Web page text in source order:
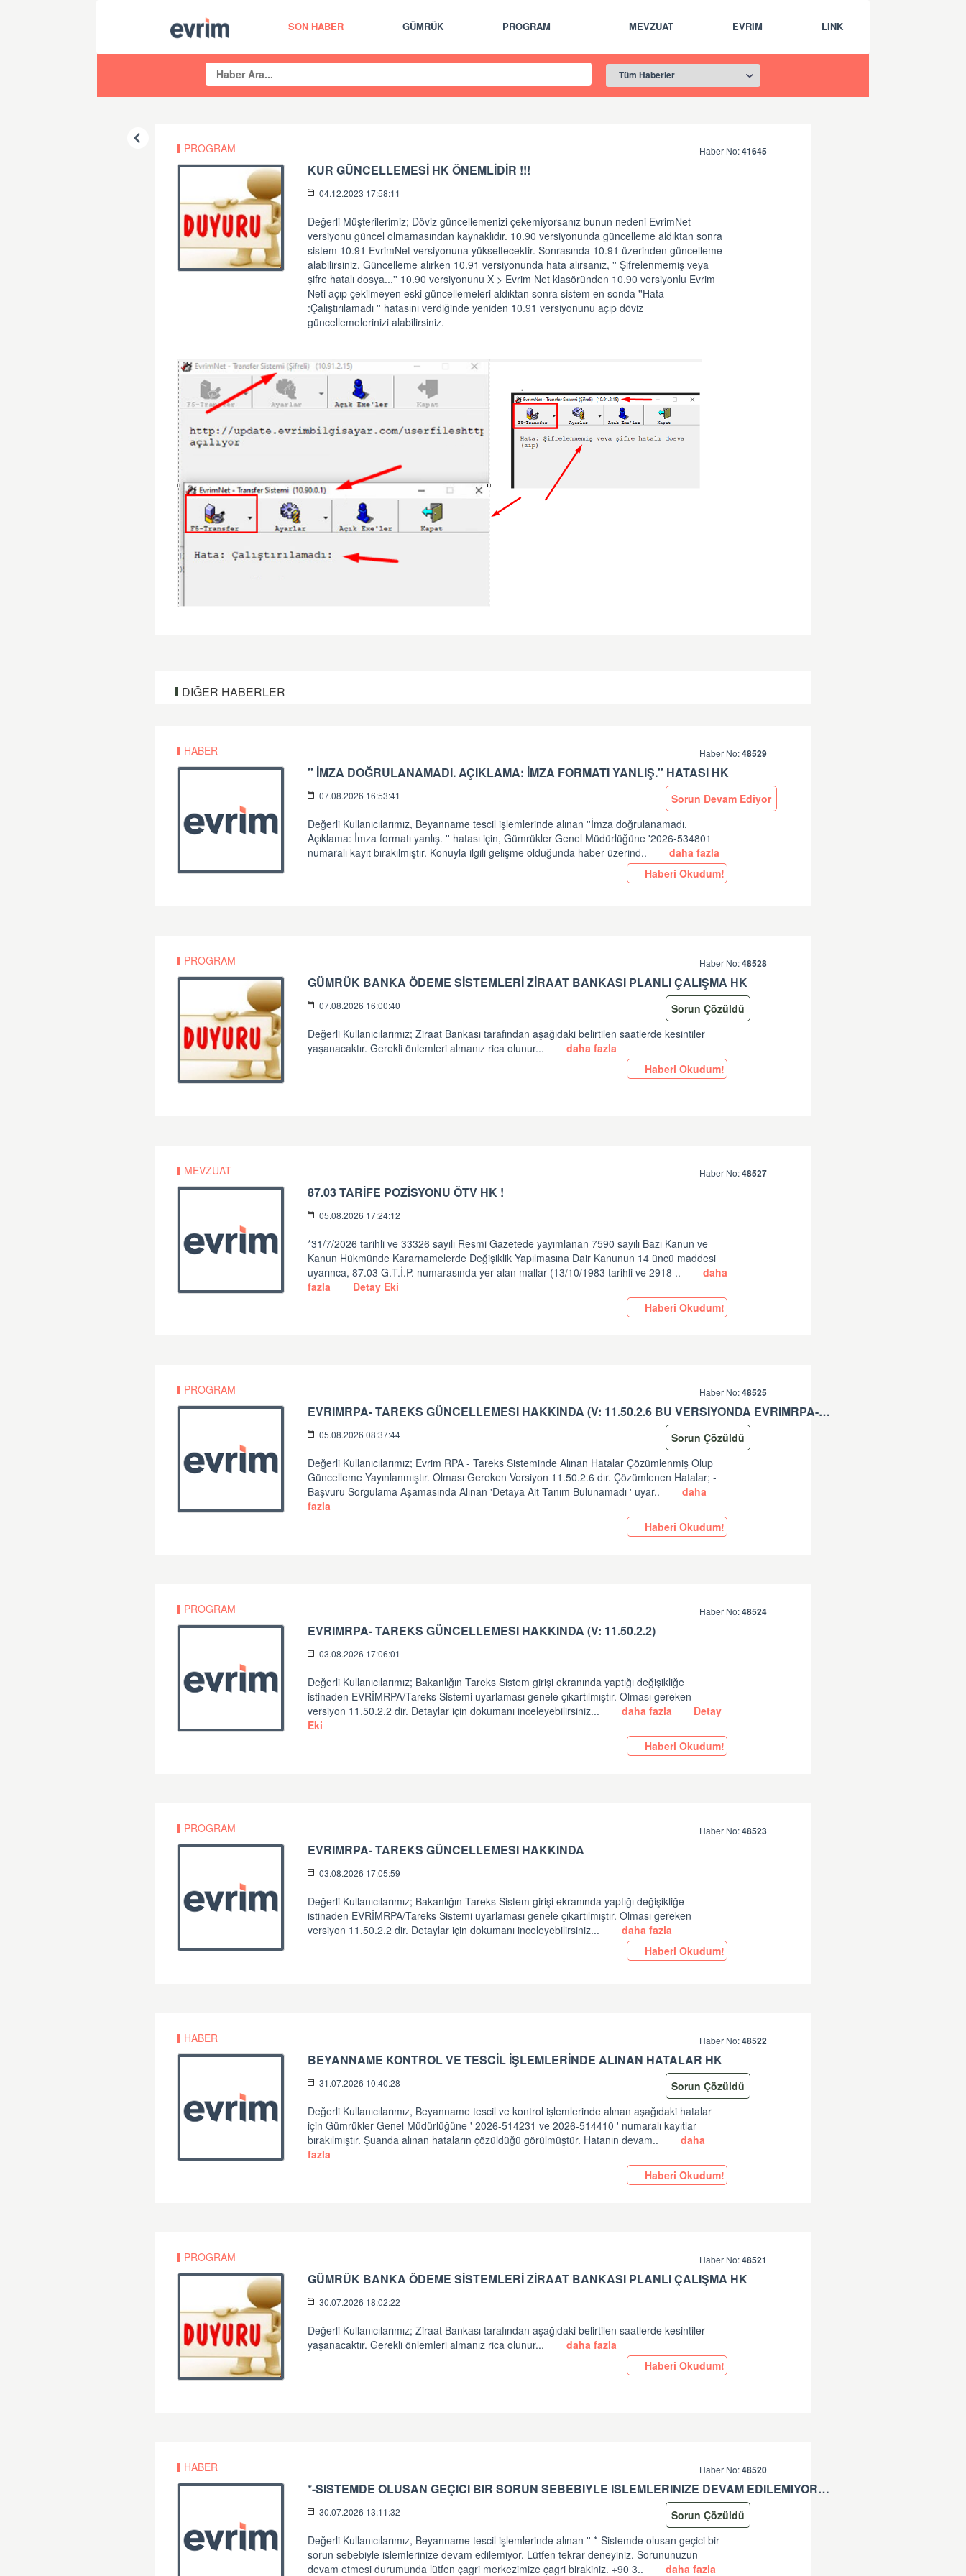
SON HABER GÜMRÜK PROGRAM MEVZUAT EVRIM LINK
PROGRAM Haber No:41645
KUR GÜNCELLEMESİ HK ÖNEMLİDİR !!!
04.12.2023 17:58:11
Değerli Müşterilerimiz; Döviz güncellemenizi çekemiyorsanız bunun nedeni EvrimNet
versiyonu güncel olmamasından kaynaklıdır. 10.90 versiyonunda güncelleme aldıktan sonra
sistem 10.91 EvrimNet versiyonuna yükseltecektir. Sonrasında 10.91 üzerinden güncelleme
alabilirsiniz. Güncelleme alırken 10.91 versiyonunda hata alırsanız, '' Şifrelenmemiş veya
şifre hatalı dosya...'' 10.90 versiyonunu X > Evrim Net klasöründen 10.90 versiyonlu Evrim
Neti açıp çekilmeyen eski güncellemeleri aldıktan sonra sistem en sonda ''Hata
:Çalıştırılamadı '' hatasını verdiğinde yeniden 10.91 versiyonunu açıp döviz
güncellemelerinizi alabilirsiniz.
DIĞER HABERLER
HABER Haber No:48529
'' İMZA DOĞRULANAMADI. AÇIKLAMA: İMZA FORMATI YANLIŞ.'' HATASI HK
07.08.2026 16:53:41
Sorun Devam Ediyor
Değerli Kullanıcılarımız, Beyanname tescil işlemlerinde alınan ''İmza doğrulanamadı.
Açıklama: İmza formatı yanlış. '' hatası için, Gümrükler Genel Müdürlüğüne '2026-534801
numaralı kayıt bırakılmıştır. Konuyla ilgili gelişme olduğunda haber üzerind..
daha fazla
Haberi Okudum!
PROGRAM Haber No:48528
GÜMRÜK BANKA ÖDEME SİSTEMLERİ ZİRAAT BANKASI PLANLI ÇALIŞMA HK
07.08.2026 16:00:40
Sorun Çözüldü
Değerli Kullanıcılarımız; Ziraat Bankası tarafından aşağıdaki belirtilen saatlerde kesintiler
yaşanacaktır. Gerekli önlemleri almanız rica olunur...
daha fazla
Haberi Okudum!
MEVZUAT Haber No:48527
87.03 TARİFE POZİSYONU ÖTV HK !
05.08.2026 17:24:12
*31/7/2026 tarihli ve 33326 sayılı Resmi Gazetede yayımlanan 7590 sayılı Bazı Kanun ve
Kanun Hükmünde Kararnamelerde Değişiklik Yapılmasına Dair Kanunun 14 üncü maddesi
uyarınca, 87.03 G.T.İ.P. numarasında yer alan mallar (13/10/1983 tarihli ve 2918 ..
daha
fazla
Detay Eki
Haberi Okudum!
PROGRAM Haber No:48525
EVRIMRPA- TAREKS GÜNCELLEMESI HAKKINDA (V: 11.50.2.6 BU VERSIYONDA EVRIMRPA- TAREKS MODULÜNDE GÜNCELLEME YAPILMIŞTIR. )
05.08.2026 08:37:44
Sorun Çözüldü
Değerli Kullanıcılarımız; Evrim RPA - Tareks Sisteminde Alınan Hatalar Çözümlenmiş Olup
Güncelleme Yayınlanmıştır. Olması Gereken Versiyon 11.50.2.6 dır. Çözümlenen Hatalar; -
Başvuru Sorgulama Aşamasında Alınan 'Detaya Ait Tanım Bulunamadı ' uyar..
daha
fazla
Haberi Okudum!
PROGRAM Haber No:48524
EVRIMRPA- TAREKS GÜNCELLEMESI HAKKINDA (V: 11.50.2.2)
03.08.2026 17:06:01
Değerli Kullanıcılarımız; Bakanlığın Tareks Sistem girişi ekranında yaptığı değişikliğe
istinaden EVRİMRPA/Tareks Sistemi uyarlaması genele çıkartılmıştır. Olması gereken
versiyon 11.50.2.2 dir. Detaylar için dokumanı inceleyebilirsiniz...
daha fazla
Detay
Eki
Haberi Okudum!
PROGRAM Haber No:48523
EVRIMRPA- TAREKS GÜNCELLEMESI HAKKINDA
03.08.2026 17:05:59
Değerli Kullanıcılarımız; Bakanlığın Tareks Sistem girişi ekranında yaptığı değişikliğe
istinaden EVRİMRPA/Tareks Sistemi uyarlaması genele çıkartılmıştır. Olması gereken
versiyon 11.50.2.2 dir. Detaylar için dokumanı inceleyebilirsiniz...
daha fazla
Haberi Okudum!
HABER Haber No:48522
BEYANNAME KONTROL VE TESCİL İŞLEMLERİNDE ALINAN HATALAR HK
31.07.2026 10:40:28
Sorun Çözüldü
Değerli Kullanıcılarımız, Beyanname tescil ve kontrol işlemlerinde alınan aşağıdaki hatalar
için Gümrükler Genel Müdürlüğüne ' 2026-514231 ve 2026-514410 ' numaralı kayıtlar
bırakılmıştır. Şuanda alınan hataların çözüldüğü görülmüştür. Hatanın devam..
daha
fazla
Haberi Okudum!
PROGRAM Haber No:48521
GÜMRÜK BANKA ÖDEME SİSTEMLERİ ZİRAAT BANKASI PLANLI ÇALIŞMA HK
30.07.2026 18:02:22
Değerli Kullanıcılarımız; Ziraat Bankası tarafından aşağıdaki belirtilen saatlerde kesintiler
yaşanacaktır. Gerekli önlemleri almanız rica olunur...
daha fazla
Haberi Okudum!
HABER Haber No:48520
*-SISTEMDE OLUSAN GEÇICI BIR SORUN SEBEBIYLE ISLEMLERINIZE DEVAM EDILEMIYOR. LÜTFEN TEKRAR DENEYINIZ. SORUNUNUZUN DEVAM ETMESI DURUMUNDA LÜTFEN ÇAGRI MERKEZIMIZE ÇAGRI BIRAKINIZ. +90 312 444 84 82 '' HATASI HK
30.07.2026 13:11:32
Sorun Çözüldü
Değerli Kullanıcılarımız, Beyanname tescil işlemlerinde alınan '' *-Sistemde olusan geçici bir
sorun sebebiyle islemlerinize devam edilemiyor. Lütfen tekrar deneyiniz. Sorununuzun
devam etmesi durumunda lütfen çagri merkezimize çagri birakiniz. +90 3..
daha fazla